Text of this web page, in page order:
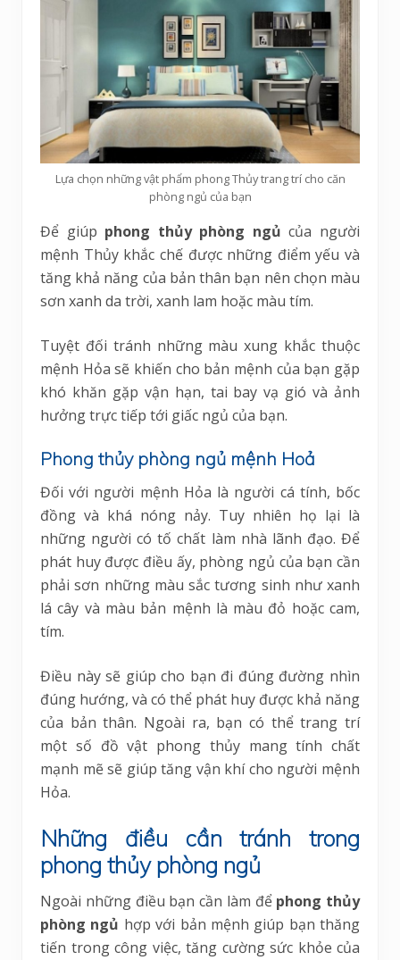
Lựa chọn những vật phẩm phong Thủy trang trí cho căn
phòng ngủ của bạn
Để giúp phong thủy phòng ngủ của người
mệnh Thủy khắc chế được những điểm yếu và
tăng khả năng của bản thân bạn nên chọn màu
sơn xanh da trời, xanh lam hoặc màu tím.
Tuyệt đối tránh những màu xung khắc thuộc
mệnh Hỏa sẽ khiến cho bản mệnh của bạn gặp
khó khăn gặp vận hạn, tai bay vạ gió và ảnh
hưởng trực tiếp tới giấc ngủ của bạn.
Phong thủy phòng ngủ mệnh Hoả
Đối với người mệnh Hỏa là người cá tính, bốc
đồng và khá nóng nảy. Tuy nhiên họ lại là
những người có tố chất làm nhà lãnh đạo. Để
phát huy được điều ấy, phòng ngủ của bạn cần
phải sơn những màu sắc tương sinh như xanh
lá cây và màu bản mệnh là màu đỏ hoặc cam,
tím.
Điều này sẽ giúp cho bạn đi đúng đường nhìn
đúng hướng, và có thể phát huy được khả năng
của bản thân. Ngoài ra, bạn có thể trang trí
một số đồ vật phong thủy mang tính chất
mạnh mẽ sẽ giúp tăng vận khí cho người mệnh
Hỏa.
Những điều cần tránh trong
phong thủy phòng ngủ
Ngoài những điều bạn cần làm đểphong thủy
phòng ngủ hợp với bản mệnh giúp bạn thăng
tiến trong công việc, tăng cường sức khỏe của